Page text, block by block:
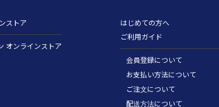
ストア
オンラインストア
はじめての方へ
ご利用ガイド
会員登録について
お支払い方法について
ご注文について
配送方法について